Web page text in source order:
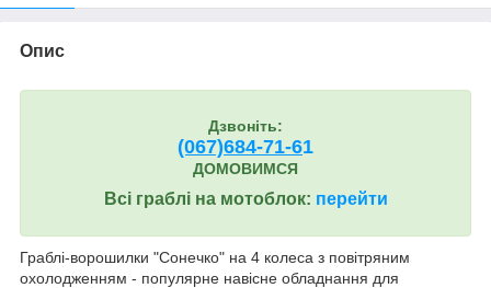
Опис
Дзвоніть:
(067)684-71-61
ДОМОВИМСЯ
Всі граблі на мотоблок: перейти
Граблі-ворошилки "Сонечко" на 4 колеса з повітряним
охолодженням - популярне навісне обладнання для